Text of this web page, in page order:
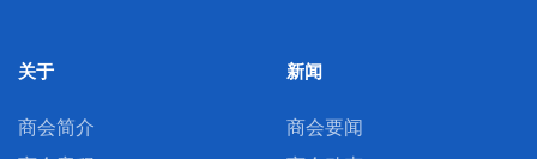
关于
商会简介
新闻
商会要闻